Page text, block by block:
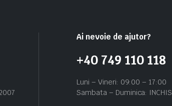
Ai nevoie de ajutor?
+40 749 110 118
Luni – Vineri: 09:00 – 17:00
Sambata – Duminica: INCHIS